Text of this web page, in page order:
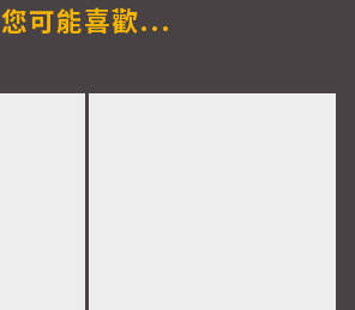
您可能喜歡...